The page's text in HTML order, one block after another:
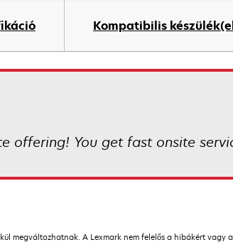
Kompatibilis
offering! You get fast onsite
megváltozhatnak. A Lexmark nem felelős a hibákért vagy